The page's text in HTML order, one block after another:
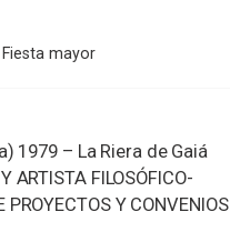
Fiesta mayor
1979 – La Riera de Gaiá
ARTISTA FILOSÓFICO-
PROYECTOS Y CONVENIOS